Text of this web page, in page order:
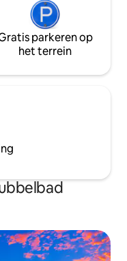
parkeren op
het terrein